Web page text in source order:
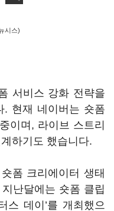
시스)
서비스 강화 전략을
. 현재 네이버는 숏폼
이며, 라이브 스트리
하기도 했습니다.
폼 크리에이터 생태
난달에는 숏폼 클립
스 데이’를 개최했으